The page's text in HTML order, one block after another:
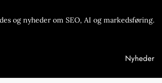
og nyheder om SEO, AI og markedsføring.
Nyheder